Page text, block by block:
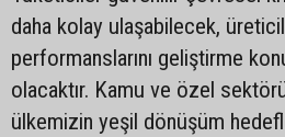
daha kolay ulaşabilecek,
performanslarını geliştirme
olacaktır. Kamu ve özel
ülkemizin yeşil dönüşüm